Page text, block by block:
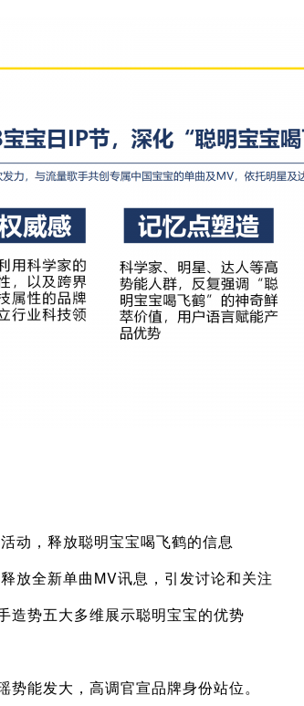
动，释放聪明宝宝喝飞鹤的信息
放全新单曲MV讯息，引发讨论和关注
造势五大多维展示聪明宝宝的优势
势能发大，高调官宣品牌身份站位。